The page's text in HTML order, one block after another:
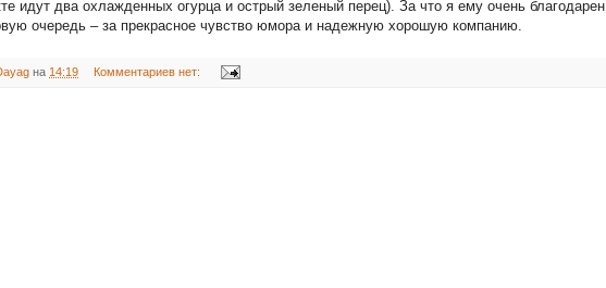
идут два охлажденных огурца и острый зеленый перец). За что я ему очень благодарен,
очередь – за прекрасное чувство юмора и надежную хорошую компанию.
на 14:19 Комментариев нет: